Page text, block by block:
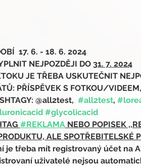
17. 6. - 18. 6. 2024
NEJPOZDĚJI DO 31. 7. 2024
JE TŘEBA USKUTEČNIT
PŘÍSPĚVEK S FOTKOU/
@all2test, #all2test,
#glycolicacid
#REKLAMA NEBO POPISEK
ALE SPOTŘEBITELSKÉ
je třeba mít registrovaný účet na
uživatelé nejsou